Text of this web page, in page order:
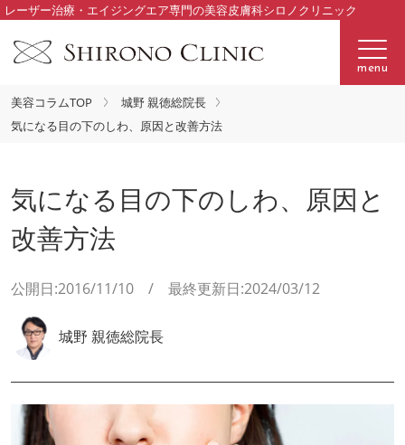
レーザー治療・エイジングエア専門の美容皮膚科シロノクリニック
menu
美容コラムTOP
城野 親徳総院長
気になる目の下のしわ、原因と改善方法
気になる目の下のしわ、原因と
改善方法
公開日:2016/11/10 / 最終更新日:2024/03/12
城野 親徳総院長